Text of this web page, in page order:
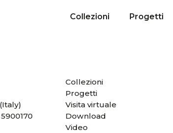
Collezioni Progetti
Collezioni
Progetti
Visita virtuale
Download
Video